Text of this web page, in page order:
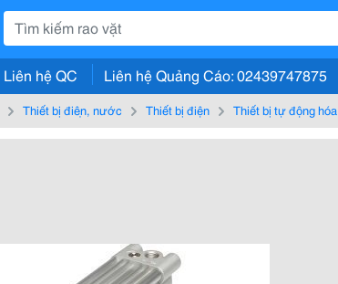
Liên hệ QC Liên hệ Quảng Cáo: 02439747875
Thiết bị điện, nước Thiết bị điện Thiết bị tự động hóa